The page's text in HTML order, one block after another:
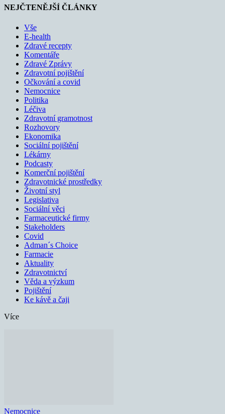
NEJČTENĚJŠÍ ČLÁNKY
Vše
E-health
Zdravé recepty
Komentáře
Zdravé Zprávy
Zdravotní pojištění
Očkování a covid
Nemocnice
Politika
Léčiva
Zdravotní gramotnost
Rozhovory
Ekonomika
Sociální pojištění
Lékárny
Podcasty
Komerční pojištění
Zdravotnické prostředky
Životní styl
Legislativa
Sociální věci
Farmaceutické firmy
Stakeholders
Covid
Adman´s Choice
Farmacie
Aktuality
Zdravotnictví
Věda a výzkum
Pojištění
Ke kávě a čaji
Více
Nemocnice